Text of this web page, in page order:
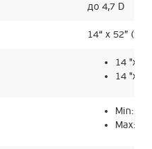
до 4,7 D
14“ x 52”
14 "х
14
Min:
Max: